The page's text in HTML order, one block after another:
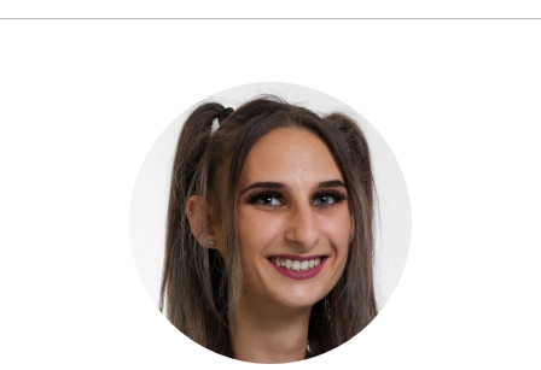
Notaufnahme
Anreise